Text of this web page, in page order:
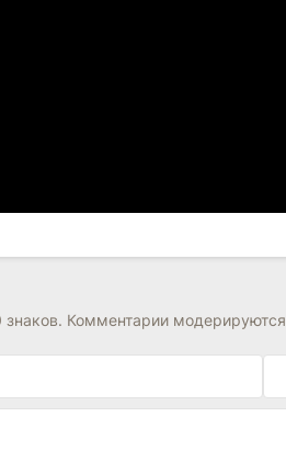
Комментарии модерируются